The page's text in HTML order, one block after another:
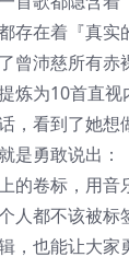
存在着『真实
曾沛慈所有赤
炼为10首直视
，看到了她想
是勇敢说出：
的卷标，用音
人都不该被标
，也能让大家